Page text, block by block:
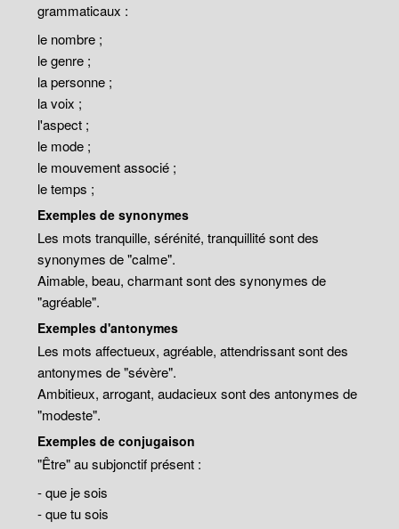
grammaticaux :
le nombre ;
le genre ;
la personne ;
la voix ;
l'aspect ;
le mode ;
le mouvement associé ;
le temps ;
Exemples de synonymes
Les mots tranquille, sérénité, tranquillité sont des
synonymes de "calme".
Aimable, beau, charmant sont des synonymes de
"agréable".
Exemples d'antonymes
Les mots affectueux, agréable, attendrissant sont des
antonymes de "sévère".
Ambitieux, arrogant, audacieux sont des antonymes de
"modeste".
Exemples de conjugaison
"Être" au subjonctif présent :
- que je sois
- que tu sois